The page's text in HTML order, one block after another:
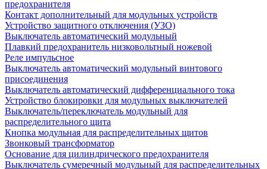
предохранителя
Контакт дополнительный для модульных устройств
Устройство защитного отключения (УЗО)
Выключатель автоматический модульный
Плавкий предохранитель низковольтный ножевой
Реле импульсное
Выключатель автоматический модульный винтового
присоединения
Выключатель автоматический дифференциального тока
Устройство блокировки для модульных выключателей
Выключатель/переключатель модульный для
распределительного щита
Кнопка модульная для распределительных щитов
Звонковый трансформатор
Основание для цилиндрического предохранителя
Выключатель сумеречный модульный для распределительных